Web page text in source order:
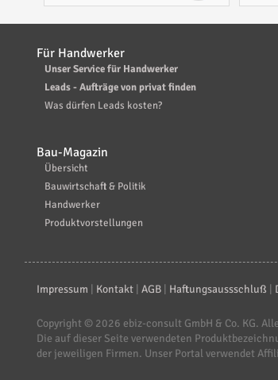
Für Handwerker
Unser Service für Handwerker
Leads - Aufträge von privat finden
Was dürfen Leads kosten?
Bau-Magazin
Übersicht
Bauwirtschaft & Politik
Handwerker
Produktvorstellungen
Impressum Kontakt| AGB| Haftungsaussschluß
Copyright © 2026 ebiz-consult GmbH & Co. KG.
Die auf dieser Seite verwendeten
der jeweiligen Firmen. Unser Portal verwendet